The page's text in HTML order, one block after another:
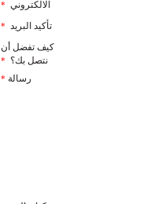
الالكتروني *
تأكيد البريد *
كيف تفضل أن
نتصل بك؟ *
رسالة *